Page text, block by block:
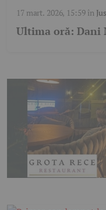
17 mart. 2026, 15:59în
Ultima oră: Dani